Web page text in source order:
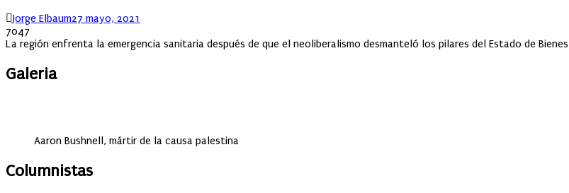
Author
Jorge ElbaumPosted
27 mayo, 2021
7047
La región enfrenta la emergencia sanitaria después de que el neoliberalismo desmanteló los pilares del Estado de
Galeria
Aaron Bushnell, mártir de la causa palestina
Columnistas